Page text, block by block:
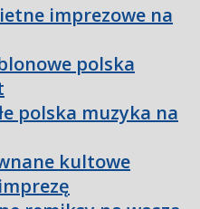
imprezowe na
polska
polska muzyka na
kultowe